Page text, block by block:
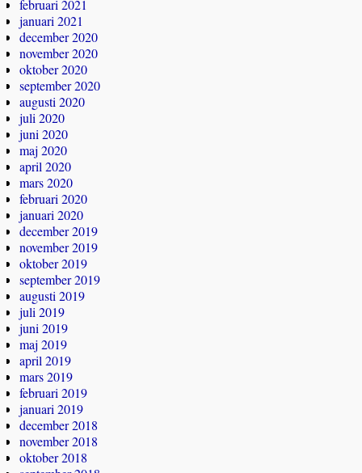
februari 2021
januari 2021
december 2020
november 2020
oktober 2020
september 2020
augusti 2020
juli 2020
juni 2020
maj 2020
april 2020
mars 2020
februari 2020
januari 2020
december 2019
november 2019
oktober 2019
september 2019
augusti 2019
juli 2019
juni 2019
maj 2019
april 2019
mars 2019
februari 2019
januari 2019
december 2018
november 2018
oktober 2018